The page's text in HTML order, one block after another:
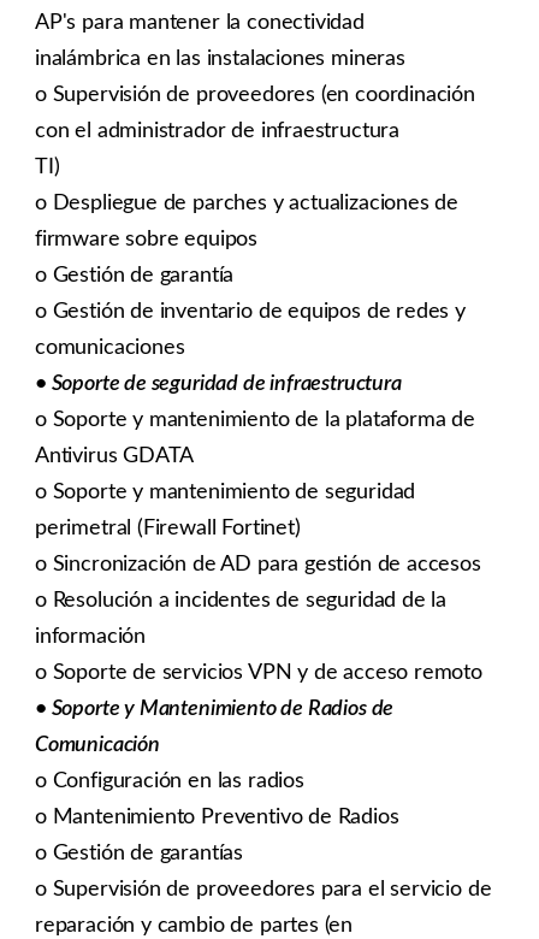
AP's para mantener la conectividad
inalámbrica en las instalaciones mineras
o Supervisión de proveedores (en coordinación
con el administrador de infraestructura
TI)
o Despliegue de parches y actualizaciones de
firmware sobre equipos
o Gestión de garantía
o Gestión de inventario de equipos de redes y
comunicaciones
• Soporte de seguridad de infraestructura
o Soporte y mantenimiento de la plataforma de
Antivirus GDATA
o Soporte y mantenimiento de seguridad
perimetral (Firewall Fortinet)
o Sincronización de AD para gestión de accesos
o Resolución a incidentes de seguridad de la
información
o Soporte de servicios VPN y de acceso remoto
• Soporte y Mantenimiento de Radios de
Comunicación
o Configuración en las radios
o Mantenimiento Preventivo de Radios
o Gestión de garantías
o Supervisión de proveedores para el servicio de
reparación y cambio de partes (en